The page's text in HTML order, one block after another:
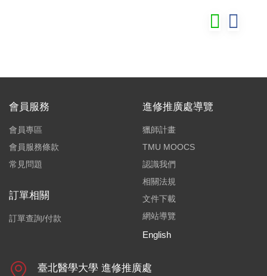
會員服務
會員專區
會員服務條款
常見問題
訂單相關
訂單查詢/付款
進修推廣處導覽
獵師計畫
TMU MOOCS
認識我們
相關法規
文件下載
網站導覽
English
臺北醫學大學 進修推廣處